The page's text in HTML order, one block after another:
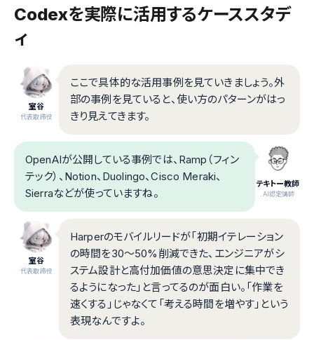
Codexを実際に活用するケーススタデ
ィ
室谷
代表取締役
ここで具体的な活用事例を見ていきましょう。外
部の事例を見ていると、使い方のパターンがはっ
きり見えてきます。
テキトー教師
.AI認定講師
OpenAIが公開している事例では、Ramp（フィン
テック）、Notion、Duolingo、Cisco Meraki、
Sierraなどが使っていますね。
室谷
代表取締役
Harperのモバイルリードが「初期イテレーション
の時間を30〜50%削減できた、エンジニアがシ
ステム設計と高付加価値の意思決定に集中でき
るようになった」と言ってるのが面白い。「作業を
速くする」じゃなくて「考える時間を増やす」という
表現なんですよ。